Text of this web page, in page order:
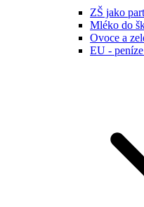
ZŠ jako
Mléko do
Ovoce a
EU -